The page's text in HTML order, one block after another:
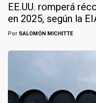
EE.UU. romperá
en 2025, según la
Por SALOMÓN MICHITTE